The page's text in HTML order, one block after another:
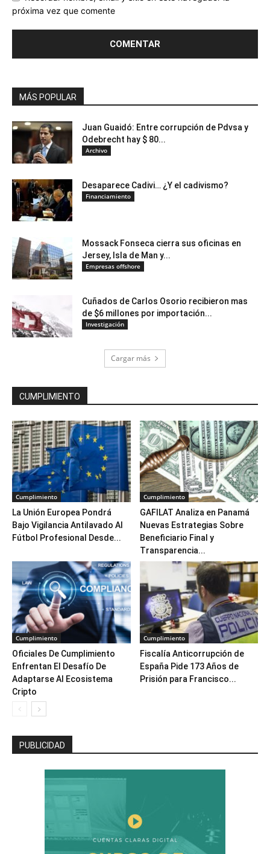
próxima vez que comente
MÁS POPULAR
Juan Guaidó: Entre corrupción de Pdvsa y
Odebrecht hay $ 80...
Archivo
Desaparece Cadivi… ¿Y el cadivismo?
Financiamiento
Mossack Fonseca cierra sus oficinas en
Jersey, Isla de Man y...
Empresas offshore
Cuñados de Carlos Osorio recibieron mas
de $6 millones por importación...
Investigación
Cargar más
CUMPLIMIENTO
Cumplimiento
La Unión Europea Pondrá
Bajo Vigilancia Antilavado Al
Fútbol Profesional Desde...
Cumplimiento
GAFILAT Analiza en Panamá
Nuevas Estrategias Sobre
Beneficiario Final y
Transparencia...
Cumplimiento
Oficiales De Cumplimiento
Enfrentan El Desafío De
Adaptarse Al Ecosistema
Cripto
Cumplimiento
Fiscalía Anticorrupción de
España Pide 173 Años de
Prisión para Francisco...
PUBLICIDAD